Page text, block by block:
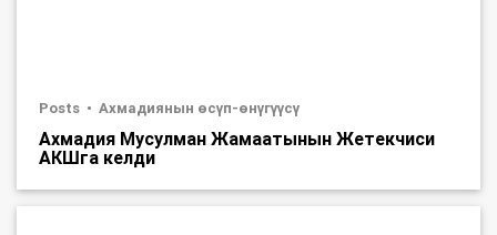
Posts Ахмадиянын өсүп-өнүгүүсү
Ахмадия Мусулман Жамаатынын Жетекчиси
АКШга келди